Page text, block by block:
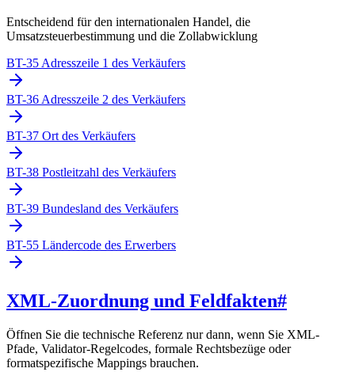
Entscheidend für den internationalen Handel, die
Umsatzsteuerbestimmung und die Zollabwicklung
BT-35 Adresszeile 1 des Verkäufers
BT-36 Adresszeile 2 des Verkäufers
BT-37 Ort des Verkäufers
BT-38 Postleitzahl des Verkäufers
BT-39 Bundesland des Verkäufers
BT-55 Ländercode des Erwerbers
XML-Zuordnung und Feldfakten#
Öffnen Sie die technische Referenz nur dann, wenn Sie XML-
Pfade, Validator-Regelcodes, formale Rechtsbezüge oder
formatspezifische Mappings brauchen.